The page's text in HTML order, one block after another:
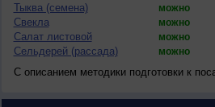
Тыква (семена) можно
Свекла можно
Салат листовой можно
Сельдерей (рассада) можно
С описанием методики подготовки к